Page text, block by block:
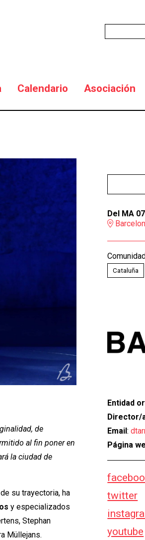
Calendario Asociación
Del MA
Cataluña
Entidad
Director/
Email:
Página
twitter
youtube
de
al fin poner en
la ciudad de
su trayectoria, ha
y especializados
Stephan
Müllejans.